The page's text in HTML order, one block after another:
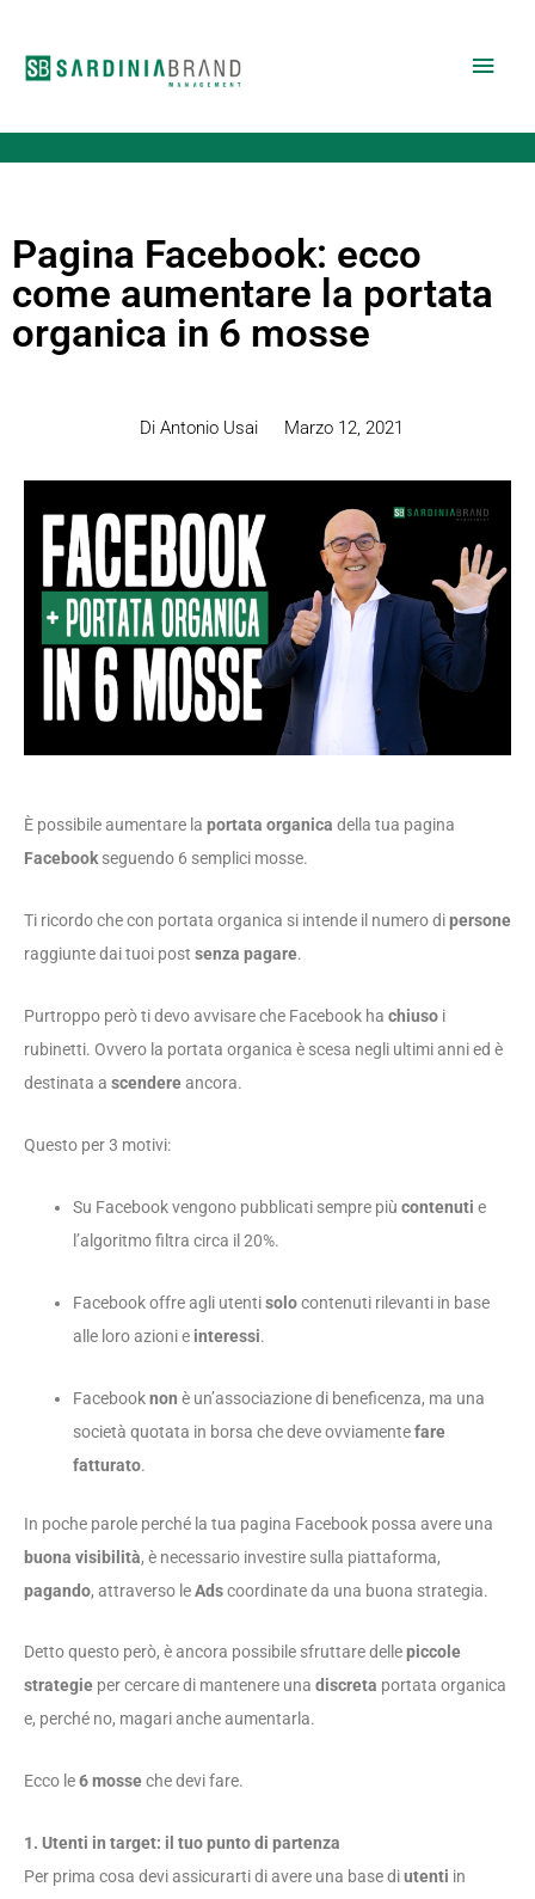
contenuto
Pagina Facebook: ecco
come aumentare la portata
organica in 6 mosse
Di Antonio Usai Marzo 12, 2021
È possibile aumentare la portata organica della tua pagina
Facebookseguendo 6 semplici mosse.
Ti ricordo che con portata organica si intende il numero dipersone
raggiunte dai tuoi post senza pagare.
Purtroppo però ti devo avvisare che Facebook ha chiuso i
rubinetti. Ovvero la portata organica è scesa negli ultimi anni ed è
destinata a scendereancora.
Questo per 3 motivi:
Su Facebook vengono pubblicati sempre piùcontenuti e
l’algoritmo filtra circa il 20%.
Facebook offre agli utentisolocontenuti rilevanti in base
alle loro azioni e interessi.
Facebooknon è un’associazione di beneficenza, ma una
società quotata in borsa che deve ovviamentefare
fatturato.
In poche parole perché la tua pagina Facebook possa avere una
buona visibilità, è necessario investire sulla piattaforma,
pagando, attraverso leAdscoordinate da una buona strategia.
Detto questo però, è ancora possibile sfruttare dellepiccole
strategie per cercare di mantenere una discreta portata organica
e, perché no, magari anche aumentarla.
Ecco le6 mosseche devi fare.
1. Utenti in target: il tuo punto di partenza
Per prima cosa devi assicurarti di avere una base diutenti in